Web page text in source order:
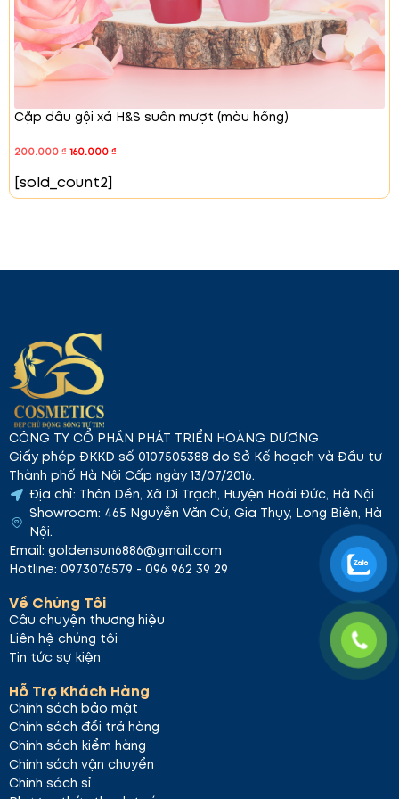
mỏng, thưa, rụng ít. Chai màu vàng dành cho tóc
yếu, rụng nhiều, tóc rụng lâu năm, hói đầu, hoặc gặp
vấn đề về nấm da đầu.
Kết Luận
Serum kích thích mọc tóc Kaminomoto là giải pháp
khỏe mạnh, dày và bồng bềnh. Sản phẩm đã được
kiểm chứng và tin dùng bởi hàng triệu người tiêu
dùng, mang lại kết quả rõ rệt chỉ sau khi sử dụng
Cặp dầu gội xả H&S suôn mượt (màu hồng)
200.000₫160.000₫
[sold_count2]
CÔNG TY CỔ PHẦN PHÁT TRIỂN HOÀNG DƯƠNG
Giấy phép ĐKKD số 0107505388 do Sở Kế hoạch và Đầu tư
Thành phố Hà Nội Cấp ngày 13/07/2016.
Địa chỉ: Thôn Dền, Xã Di Trạch, Huyện Hoài Đức, Hà Nội
Showroom: 465 Nguyễn Văn Cừ, Gia Thụy, Long Biên, Hà
Nội.
Email: goldensun6886@gmail.com
Hotline: 0973076579 - 096 962 39 29
Về Chúng Tôi
Câu chuyện thương hiệu
Liên hệ chúng tôi
Tin tức sự kiện
Hỗ Trợ Khách Hàng
Chính sách bảo mật
Chính sách đổi trả hàng
Chính sách kiểm hàng
Chính sách vận chuyển
Chính sách sỉ